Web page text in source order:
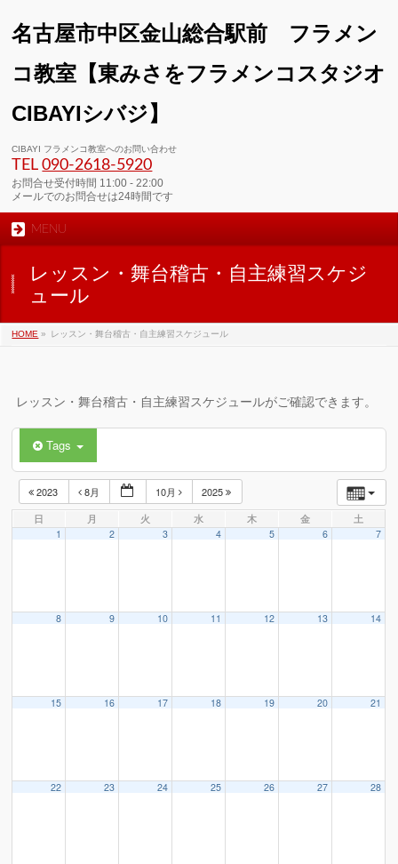
名古屋市中区金山総合駅前 フラメン
コ教室【東みさをフラメンコスタジオ
CIBAYIシバジ】
CIBAYI フラメンコ教室へのお問い合わせ
TEL090-2618‐5920
お問合せ受付時間 11:00 - 22:00
メールでのお問合せは24時間です
MENU
レッスン・舞台稽古・自主練習スケジ
ュール
HOME » レッスン・舞台稽古・自主練習スケジュール
レッスン・舞台稽古・自主練習スケジュールがご確認できます。
Tags
2023 8月 10月
2025
日
月 火 水 木 金 土
1 2 3 4 5 6 7
8 9 10 11 12 13 14
15 16 17 18 19 20 21
22 23 24 25 26 27 28